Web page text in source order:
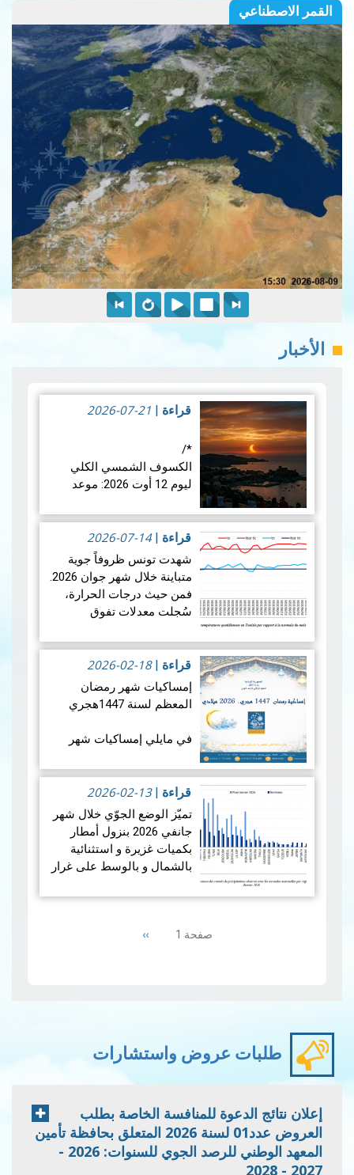
القمر الاصطناعي
الأخبار
قراءة 2026-07-21
*/
الكسوف الشمسي الكلي
ليوم 12 أوت 2026: موعد
ستشهد الأرض واحدة من أروع
الظواهر الفلكية: كسوفا كلي
للشمس. يُعتبر هذا الكسوف
الأول من نوعه ال…
قراءة
قراءة |
2026-07-14
شهدت تونس ظروفاً جوية
متباينة خلال شهر جوان 2026.
فمن حيث درجات الحرارة،
سُجلت معدلات تفوق
أنحاء البلاد، بمعدل بلغ +1.9
درجة مئوية. ويضع هذالمعدل
شهرجوان… قراءة المزيد
قراءة |
2026-02-18
إمساكيات شهر رمضان
المعظم لسنة 1447هجري
في مايلي إمساكيات شهر
هجري و شملت الإمساكيات
العديد من المدن التونسية
والمناطق المنعزلة جغرافيا.
قراءة |
2026-02-13
تميّز الوضع الجوّي خلال شهر
جانفي 2026 بنزول أمطار
بكميات غزيرة و استثنائية
بالشمال و بالوسط على غرار
جانفي 2026 مما أدى إلى
من…
قراءة المزيد صفحة 1 Next
››
طلبات عروض واستشارات
إعلان نتائج الدعوة للمنافسة الخاصة بطلب
العروض عدد01 لسنة 2026 المتعلق بحافظة تأمين
المعهد الوطني للرصد الجوي للسنوات: 2026 -
2027 - 2028